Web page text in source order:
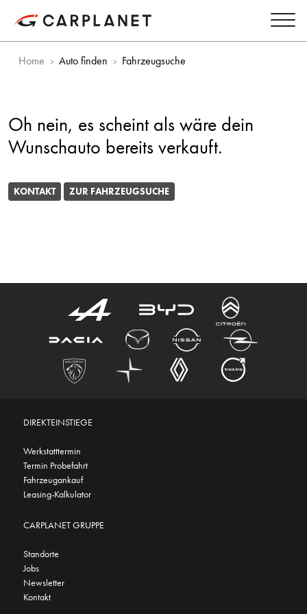
Home Auto finden Fahrzeugsuche
Oh nein, es scheint als wäre dein
Wunschauto bereits verkauft.
KONTAKT ZUR FAHRZEUGSUCHE
DIREKTEINSTIEGE
Werkstatttermin
Termin Probefahrt
Fahrzeugankauf
Leasing-Kalkulator
CARPLANET GRUPPE
Standorte
Jobs
Newsletter
Kontakt